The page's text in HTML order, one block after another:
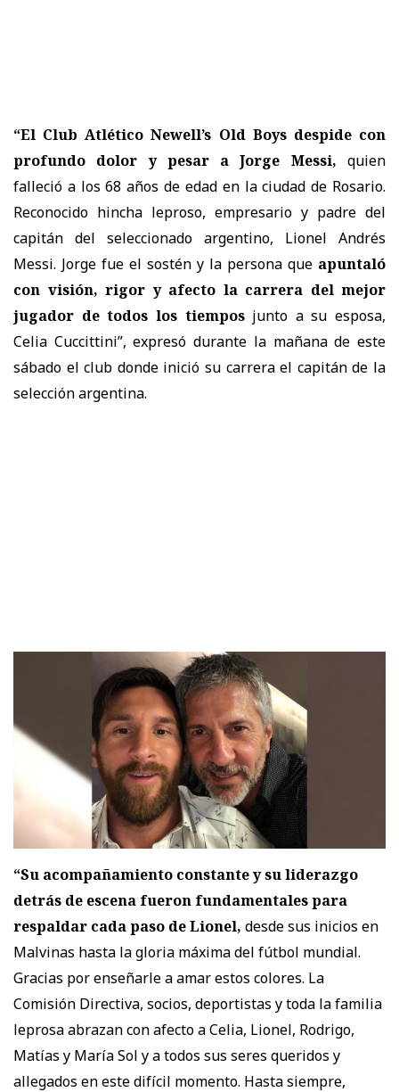
“El Club Atlético Newell’s Old Boys despide con
profundo dolor y pesar a Jorge Messi, quien
falleció a los 68 años de edad en la ciudad de Rosario.
Reconocido hincha leproso, empresario y padre del
capitán del seleccionado argentino, Lionel Andrés
Messi. Jorge fue el sostén y la persona que apuntaló
con visión, rigor y afecto la carrera del mejor
jugador de todos los tiemposjunto a su esposa,
Celia Cuccittini”, expresó durante la mañana de este
sábado el club donde inició su carrera el capitán de la
selección argentina.
“Su acompañamiento constante y su liderazgo
detrás de escena fueron fundamentales para
respaldar cada paso de Lionel, desde sus inicios en
Malvinas hasta la gloria máxima del fútbol mundial.
Gracias por enseñarle a amar estos colores. La
Comisión Directiva, socios, deportistas y toda la familia
leprosa abrazan con afecto a Celia, Lionel, Rodrigo,
Matías y María Sol y a todos sus seres queridos y
allegados en este difícil momento. Hasta siempre,